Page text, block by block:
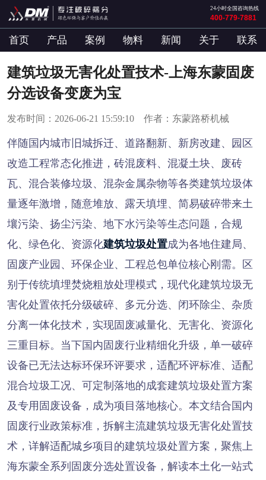
24小时全国咨询热线
400-779-7881
首页 产品 案例 物料 新闻 关于 联系
建筑垃圾无害化处置技术-上海东蒙固废
分选设备变废为宝
发布时间：2026-06-21 15:59:10 作者：东蒙路桥机械
伴随国内城市旧城拆迁、道路翻新、新房改建、园区
改造工程常态化推进，砖混废料、混凝土块、废砖
瓦、混合装修垃圾、混杂金属杂物等各类建筑垃圾体
量逐年激增，随意堆放、露天填埋、简易破碎带来土
壤污染、扬尘污染、地下水污染等生态问题，合规
化、绿色化、资源化建筑垃圾处置成为各地住建局、
固废产业园、环保企业、工程总包单位核心刚需。区
别于传统填埋焚烧粗放处理模式，现代化建筑垃圾无
害化处置依托分级破碎、多元分选、闭环除尘、杂质
分离一体化技术，实现固废减量化、无害化、资源化
三重目标。当下国内固废行业精细化升级，单一破碎
设备已无法达标环保环评要求，适配环评标准、适配
混合垃圾工况、可定制落地的成套建筑垃圾处置方案
及专用固废设备，成为项目落地核心。本文结合国内
固废行业政策标准，拆解主流建筑垃圾无害化处置技
术，详解适配城乡项目的建筑垃圾处置方案，聚焦上
海东蒙全系列固废分选处置设备，解读本土化一站式